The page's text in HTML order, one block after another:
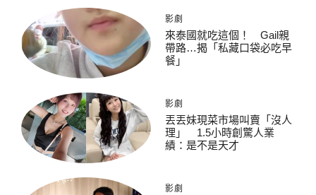
影劇
來泰國就吃這個！ Gail親
帶路…揭「私藏口袋必吃早
餐」
影劇
丟丟妹現菜市場叫賣「沒人
理」 1.5小時創驚人業
績：是不是天才
影劇